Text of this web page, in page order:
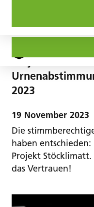
Projekt
2023
19 November 2023
Die
haben
Projekt
das Vertrauen!